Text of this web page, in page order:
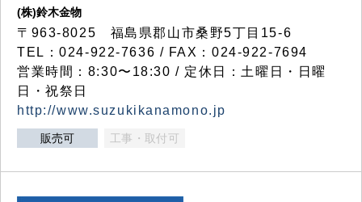
(株)鈴木金物
〒963-8025 福島県郡山市桑野5丁目15-6
TEL：024-922-7636 / FAX：024-922-7694
営業時間：8:30〜18:30 / 定休日：土曜日・日曜
日・祝祭日
http://www.suzukikanamono.jp
販売可 工事・取付可